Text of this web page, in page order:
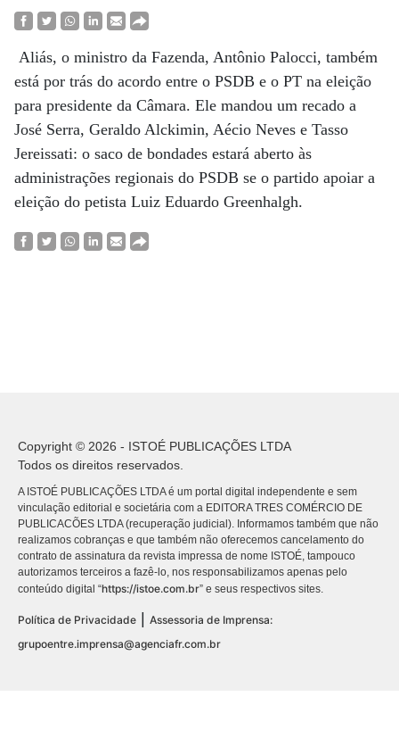
Aliás, o ministro da Fazenda, Antônio Palocci, também
está por trás do acordo entre o PSDB e o PT na eleição
para presidente da Câmara. Ele mandou um recado a
José Serra, Geraldo Alckimin, Aécio Neves e Tasso
Jereissati: o saco de bondades estará aberto às
administrações regionais do PSDB se o partido apoiar a
eleição do petista Luiz Eduardo Greenhalgh.
Copyright © 2026 - ISTOÉ PUBLICAÇÕES LTDA
Todos os direitos reservados.
A ISTOÉ PUBLICAÇÕES LTDA é um portal digital independente e sem
vinculação editorial e societária com a EDITORA TRES COMÉRCIO DE
PUBLICACÕES LTDA (recuperação judicial). Informamos também que não
realizamos cobranças e que também não oferecemos cancelamento do
contrato de assinatura da revista impressa de nome ISTOÉ, tampouco
autorizamos terceiros a fazê-lo, nos responsabilizamos apenas pelo
conteúdo digital “https://istoe.com.br” e seus respectivos sites.
Política de Privacidade
Assessoria de Imprensa:
grupoentre.imprensa@agenciafr.com.br